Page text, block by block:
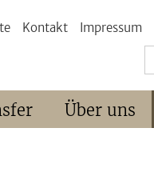
Kontakt Impressum
Über uns